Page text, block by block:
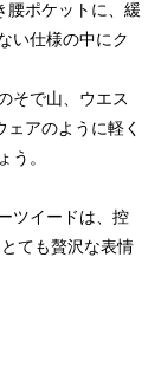
腰ポケットに、緩
い仕様の中にク
そで山、ウエス
ェアのように軽く
う。
ツイードは、控
ても贅沢な表情